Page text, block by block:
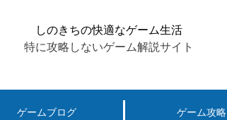
しのきちの快適なゲーム生活
特に攻略しないゲーム解説サイト
ゲームブログ ゲーム攻略